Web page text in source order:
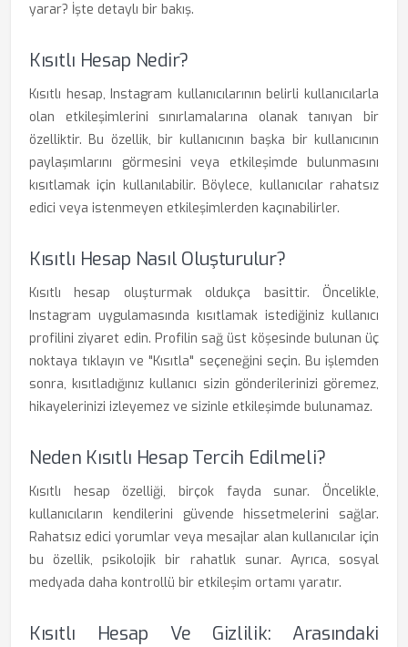
yarar? İşte detaylı bir bakış.
Kısıtlı Hesap Nedir?
Kısıtlı hesap, Instagram kullanıcılarının belirli kullanıcılarla
olan etkileşimlerini sınırlamalarına olanak tanıyan bir
özelliktir. Bu özellik, bir kullanıcının başka bir kullanıcının
paylaşımlarını görmesini veya etkileşimde bulunmasını
kısıtlamak için kullanılabilir. Böylece, kullanıcılar rahatsız
edici veya istenmeyen etkileşimlerden kaçınabilirler.
Kısıtlı Hesap Nasıl Oluşturulur?
Kısıtlı hesap oluşturmak oldukça basittir. Öncelikle,
Instagram uygulamasında kısıtlamak istediğiniz kullanıcı
profilini ziyaret edin. Profilin sağ üst köşesinde bulunan üç
noktaya tıklayın ve "Kısıtla" seçeneğini seçin. Bu işlemden
sonra, kısıtladığınız kullanıcı sizin gönderilerinizi göremez,
hikayelerinizi izleyemez ve sizinle etkileşimde bulunamaz.
Neden Kısıtlı Hesap Tercih Edilmeli?
Kısıtlı hesap özelliği, birçok fayda sunar. Öncelikle,
kullanıcıların kendilerini güvende hissetmelerini sağlar.
Rahatsız edici yorumlar veya mesajlar alan kullanıcılar için
bu özellik, psikolojik bir rahatlık sunar. Ayrıca, sosyal
medyada daha kontrollü bir etkileşim ortamı yaratır.
Kısıtlı Hesap Ve Gizlilik: Arasındaki